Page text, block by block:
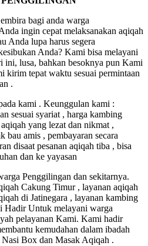
bagi anda warga
ingin cepat melaksanakan aqiqah
Anda lupa harus segera
Anda? Kami bisa melayani
ini, lusa, bahkan besoknya pun Kami
kirim tepat waktu sesuai permintaan
.
kami . Keunggulan kami :
sesuai syariat , harga kambing
yang lezat dan nikmat ,
bau amis , pembayaran secara
disaat pesanan aqiqah tiba , bisa
dan ke yayasan
Penggilingan dan sekitarnya.
Cakung Timur , layanan aqiqah
di Jatinegara , layanan kambing
Hadir Untuk melayani warga
pelayanan Kami. Kami hadir
kemudahan dalam ibadah
Box dan Masak Aqiqah .